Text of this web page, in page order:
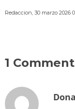
Redaccion, 30 marzo 2026
1 Comment